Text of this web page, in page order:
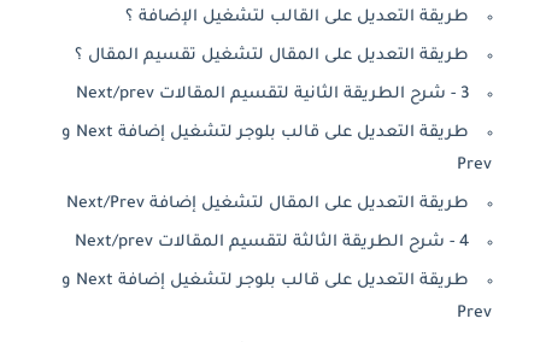
طريقة التعديل على القالب لتشغيل الإضافة ؟
طريقة التعديل على المقال لتشغيل تقسيم المقال ؟
3 - شرح الطريقة الثانية لتقسيم المقالات Next/prev
طريقة التعديل على قالب بلوجر لتشغيل إضافة Next و
Prev
طريقة التعديل على المقال لتشغيل إضافة Next/Prev
4 - شرح الطريقة الثالثة لتقسيم المقالات Next/prev
طريقة التعديل على قالب بلوجر لتشغيل إضافة Next و
Prev